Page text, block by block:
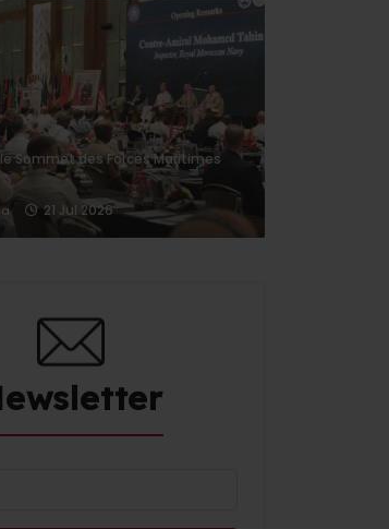
Sommet des Forces Maritimes
21 Jul 2026